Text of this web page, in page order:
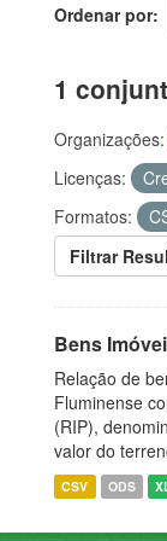
Ordenar por
1
Organizações:
Licenças:
Formatos:
Filtrar
Bens
Relação de
Fluminense
(RIP),
valor do
CSV ODS